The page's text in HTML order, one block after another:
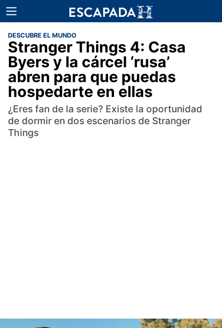
DESCUBRE EL MUNDO
Stranger Things 4: Casa
Byers y la cárcel ‘rusa’
abren para que puedas
hospedarte en ellas
¿Eres fan de la serie? Existe la oportunidad
de dormir en dos escenarios de Stranger
Things